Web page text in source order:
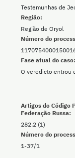
Região:
Região de Oryol
Testemunhas de
Número do
Fase atual do caso:
O veredicto entrou
Artigos do Código
Federação Russa:
282.2 (1)
Número do
1-37/1